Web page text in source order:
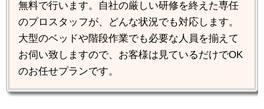
無料で行います。自社の厳しい研修を終えた専任
のプロスタッフが、どんな状況でも対応します。
大型のベッドや階段作業でも必要な人員を揃えて
お伺い致しますので、お客様は見ているだけでOK
のお任せプランです。